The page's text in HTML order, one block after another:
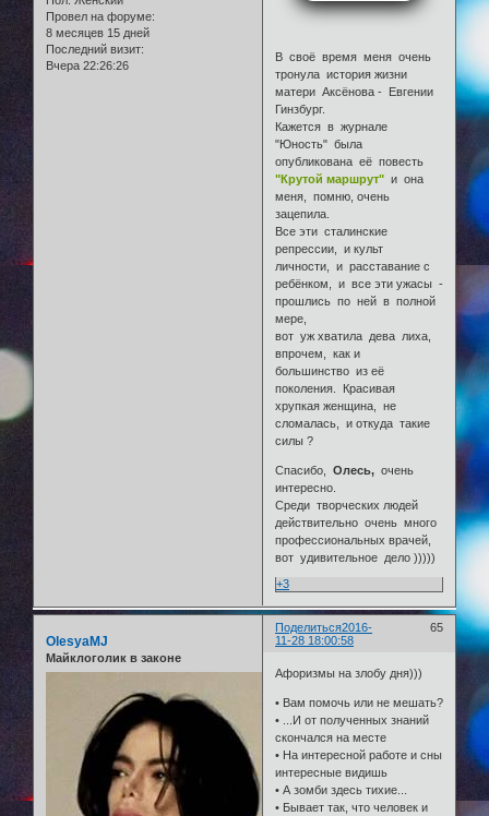
Провел на форуме:
8 месяцев 15 дней
Последний визит:
Вчера 22:26:26
В своё время меня очень
тронула история жизни
матери Аксёнова - Евгении
Гинзбург.
Кажется в журнале
"Юность" была
опубликована её повесть
"Крутой маршрут" и она
меня, помню, очень
зацепила.
Все эти сталинские
репрессии, и культ
личности, и расставание с
ребёнком, и все эти ужасы -
прошлись по ней в полной
мере,
вот уж хватила дева лиха,
впрочем, как и
большинство из её
поколения. Красивая
хрупкая женщина, не
сломалась, и откуда такие
силы ?
Спасибо,Олесь, очень
интересно.
Среди творческих людей
действительно очень много
профессиональных врачей,
вот удивительное дело )))))
+3
Поделиться 65
2016-
11-28 18:00:58
OlesyaMJ
Майклоголик в законе
Афоризмы на злобу дня)))
• Вам помочь или не мешать?
• ...И от полученных знаний
скончался на месте
• Hа интересной работе и сны
интересные видишь
• А зомби здесь тихие...
• Бывает так, что человек и